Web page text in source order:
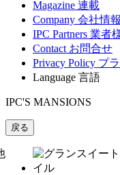
Magazine 連載
Company 会社情報
IPC Partners 業者
Contact お問合せ
Privacy Policy プ
Language 言語
IPC'S MANSIONS
戻る